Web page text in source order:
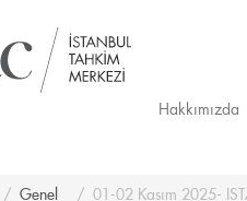
Hakkımızda
Genel 01-02 Kasım 2025-